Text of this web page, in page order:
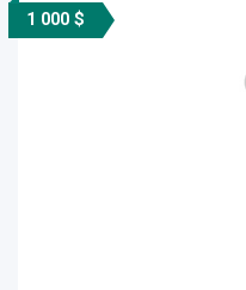
1 000 $